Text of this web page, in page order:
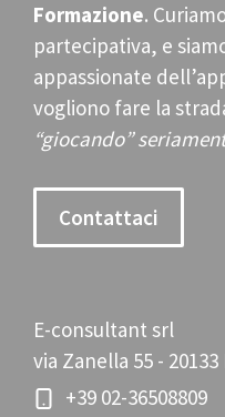
Formazione.
partecipativa, e
appassionate
vogliono fare la
“giocando”
Contattaci
E-consultant srl
via Zanella 55 -
+39 02-36508809